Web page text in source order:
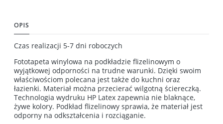
OPIS
Czas realizacji 5-7 dni roboczych
Fototapeta winylowa na podkładzie flizelinowym o
wyjątkowej odporności na trudne warunki. Dzięki swoim
właściwościom polecana jest także do kuchni oraz
łazienki. Materiał można przecierać wilgotną ściereczką.
Technologia wydruku HP Latex zapewnia nie blaknące,
żywe kolory. Podkład flizelinowy sprawia, że materiał jest
odporny na odkształcenia i rozciąganie.